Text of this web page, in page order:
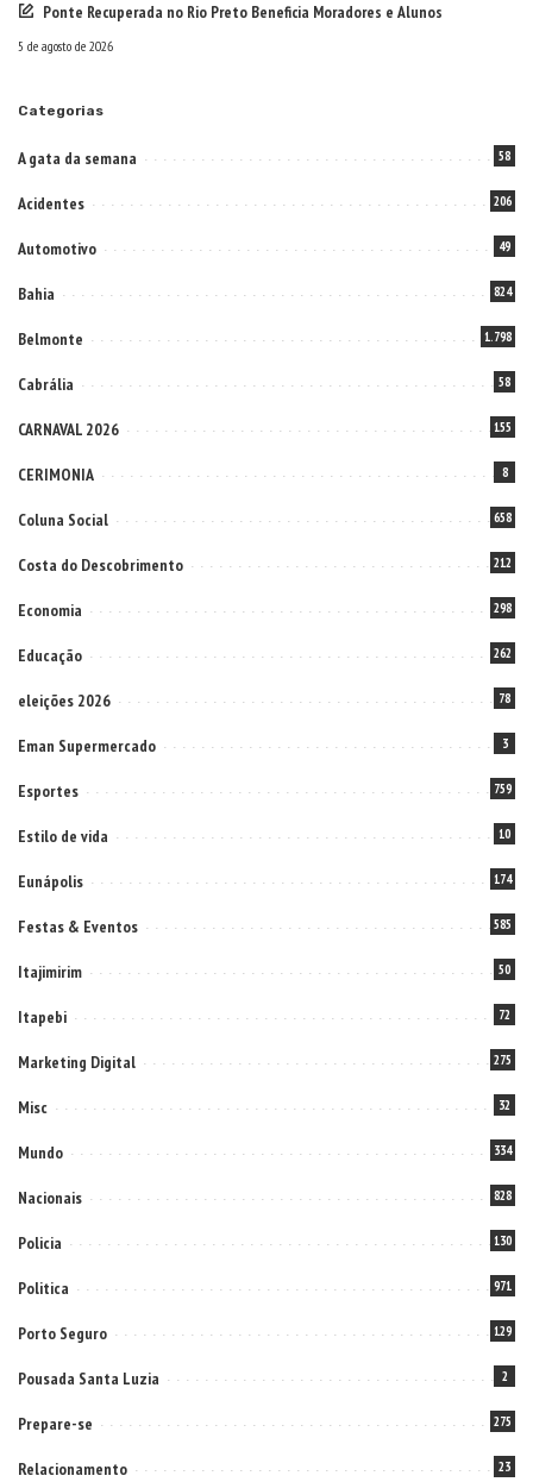
Ponte Recuperada no Rio Preto Beneficia Moradores e Alunos
5 de agosto de 2026
Categorias
A gata da semana 58
Acidentes 206
Automotivo 49
Bahia 824
Belmonte 1.798
Cabrália 58
CARNAVAL 2026 155
CERIMONIA 8
Coluna Social 658
Costa do Descobrimento 212
Economia 298
Educação 262
eleições 2026 78
Eman Supermercado 3
Esportes 759
Estilo de vida 10
Eunápolis 174
Festas & Eventos 585
Itajimirim 50
Itapebi 72
Marketing Digital 275
Misc 32
Mundo 334
Nacionais 828
Policia 130
Politica 971
Porto Seguro 129
Pousada Santa Luzia 2
Prepare-se 275
Relacionamento 23